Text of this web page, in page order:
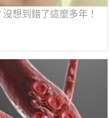
想到錯了這麼多年！